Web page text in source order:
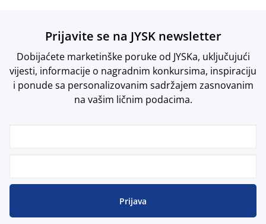
Prijavite se na JYSK newsletter
Dobijaćete marketinške poruke od JYSKa, uključujući
vijesti, informacije o nagradnim konkursima, inspiraciju
i ponude sa personalizovanim sadržajem zasnovanim
na vašim ličnim podacima.
Prijava